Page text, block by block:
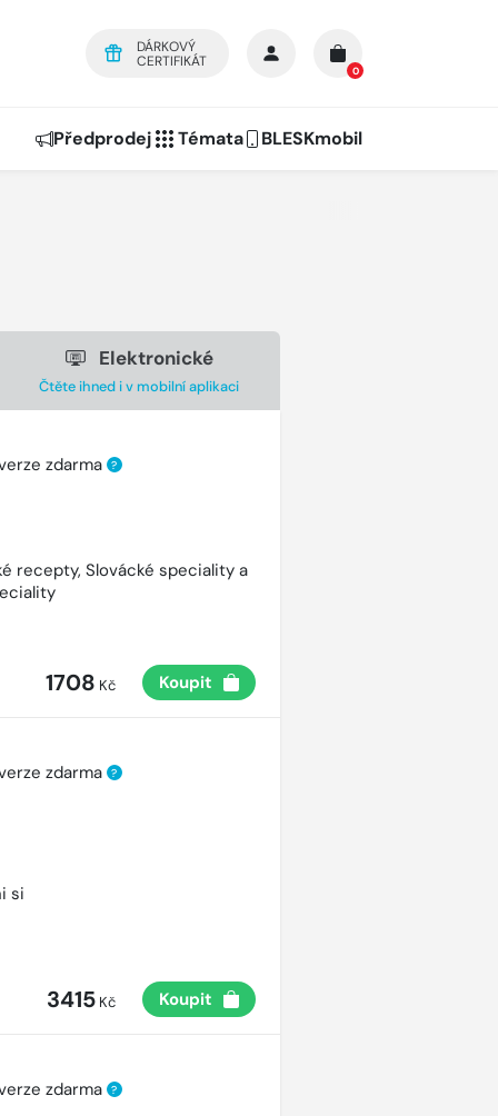
DÁRKOVÝ
CERTIFIKÁT
0
Předprodej Témata BLESKmobil
Elektronické
Čtěte ihned i v mobilní aplikaci
zdarma ?
recepty, Slovácké speciality a
1708 Kč Koupit
zdarma ?
si
3415Kč Koupit
zdarma ?